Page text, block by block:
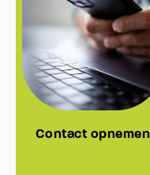
Contact opnemen